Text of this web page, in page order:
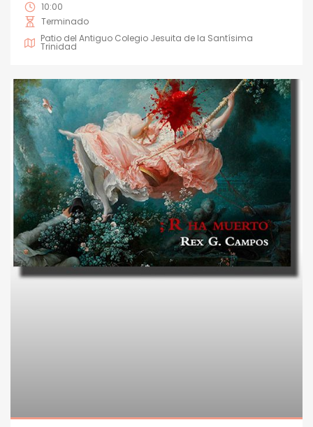
10:00
Terminado
Patio del Antiguo Colegio Jesuita de la Santísima
Trinidad